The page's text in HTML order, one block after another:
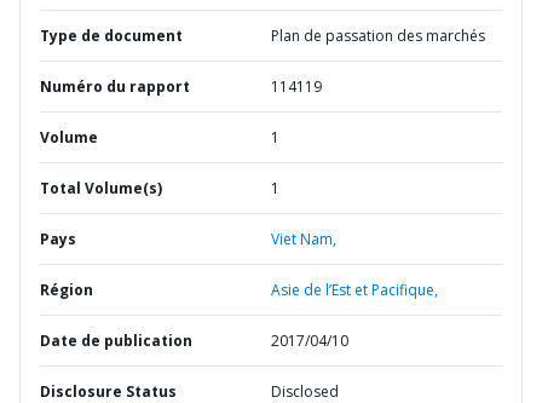
Type de document Plan de passation des marchés
Numéro du rapport 114119
Volume 1
Total Volume(s) 1
Pays Viet Nam,
Région Asie de l’Est et Pacifique,
Date de publication 2017/04/10
Disclosure Status Disclosed